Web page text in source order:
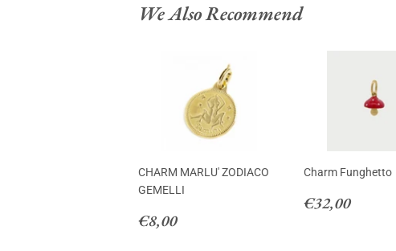
We Also Recommend
CHARM MARLU' ZODIACO
GEMELLI
Regular
price
€8,00€8,00
Charm Funghetto
Regular
price
€32,00€32,00